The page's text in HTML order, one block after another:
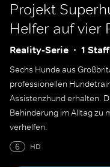
Projekt
Helfer auf vier
Reality-Serie 1
Sechs Hunde aus
professionellen
Assistenzhund erhalten.
Behinderung im Alltag zu
verhelfen.
6
HD